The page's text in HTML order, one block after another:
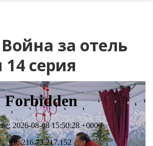
за отель
14 серия